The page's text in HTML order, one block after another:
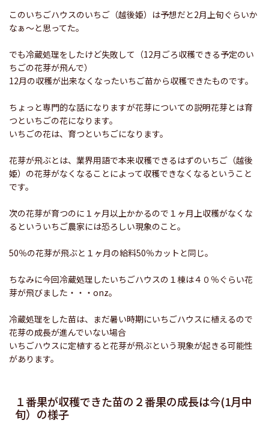
このいちごハウスのいちご（越後姫）は予想だと2月上旬ぐらいか
なぁ〜と思ってた。
でも冷蔵処理をしたけど失敗して（12月ごろ収穫できる予定のい
ちごの花芽が飛んで）
12月の収穫が出来なくなったいちご苗から収穫できたものです。
ちょっと専門的な話になりますが花芽についての説明花芽とは育
つといちごの花になります。
いちごの花は、育つといちごになります。
花芽が飛ぶとは、業界用語で本来収穫できるはずのいちご（越後
姫）の花芽がなくなることによって収穫できなくなるということ
です。
次の花芽が育つのに１ヶ月以上かかるので１ヶ月上収穫がなくな
るといういちご農家には恐ろしい現象のこと。
50％の花芽が飛ぶと１ヶ月の給料50％カットと同じ。
ちなみに今回冷蔵処理したいちごハウスの１棟は４０％ぐらい花
芽が飛びました・・・onz。
冷蔵処理をした苗は、まだ暑い時期にいちごハウスに植えるので
花芽の成長が進んでいない場合
いちごハウスに定植すると花芽が飛ぶという現象が起きる可能性
があります。
１番果が収穫できた苗の２番果の成長は今(1月中
旬）の様子